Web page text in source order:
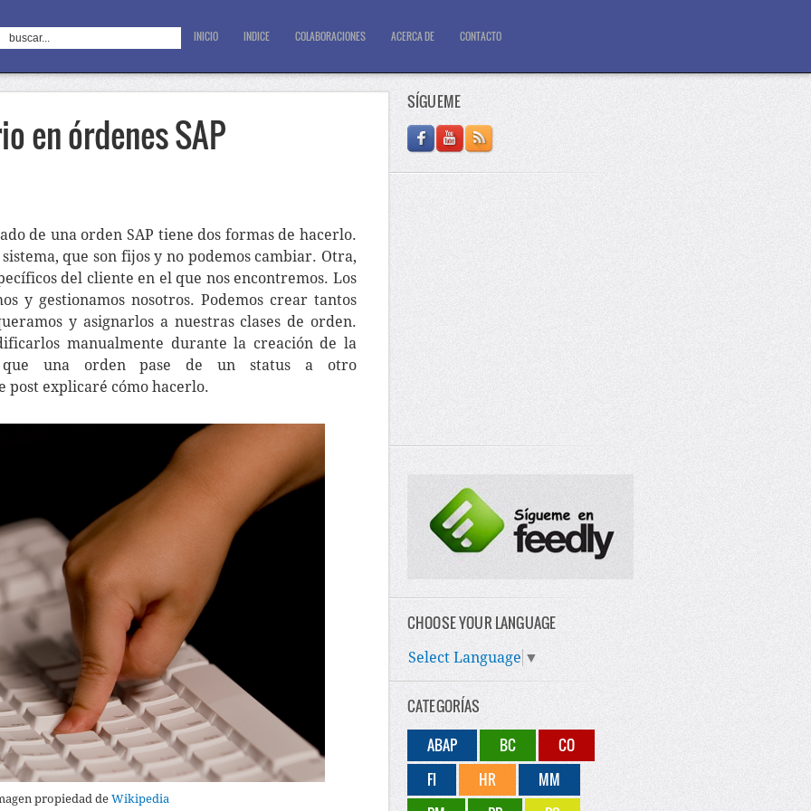
INICIO INDICE COLABORACIONES ACERCA DE CONTACTO
en órdenes SAP
de una orden SAP tiene dos formas de hacerlo.
que son fijos y no podemos cambiar. Otra,
del cliente en el que nos encontremos. Los
y gestionamos nosotros. Podemos crear tantos
y asignarlos a nuestras clases de orden.
manualmente durante la creación de la
que una orden pase de un status a otro
post explicaré cómo hacerlo.
propiedad de Wikipedia
SÍGUEME
CHOOSE YOUR LANGUAGE
Select Language ▼
CATEGORÍAS
ABAP
BC
CO
FI
HR
MM